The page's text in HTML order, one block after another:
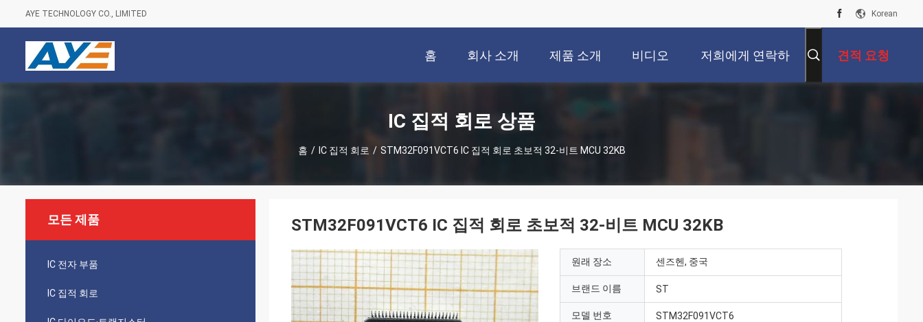
AYE TECHNOLOGY CO., LIMITED Korean
홈 회사 소개 제품 소개 비디오 저희에게 연락하 견적 요청
IC 집적 회로 상품
홈 / IC 집적 회로 / STM32F091VCT6 IC 집적 회로 초보적 32-비트 MCU 32KB
모든 제품
IC 전자 부품
IC 집적 회로
STM32F091VCT6 IC 집적 회로 초보적 32-비트 MCU 32KB
원래 장소 센즈헨, 중국
브랜드 이름 ST
모델 번호 STM32F091VCT6